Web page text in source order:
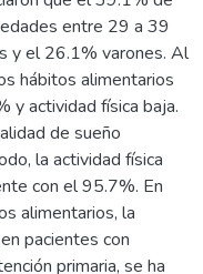
entre 29 a 39
y el 26.1% varones. Al
hábitos alimentarios
y actividad física baja.
de sueño
la actividad física
con el 95.7%. En
alimentarios, la
pacientes con
primaria, se ha